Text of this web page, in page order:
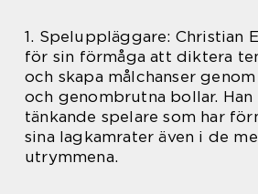
1. Speluppläggare: Christian
för sin förmåga att diktera
och skapa målchanser
och genombrutna bollar.
tänkande spelare som har
sina lagkamrater även i de
utrymmena.